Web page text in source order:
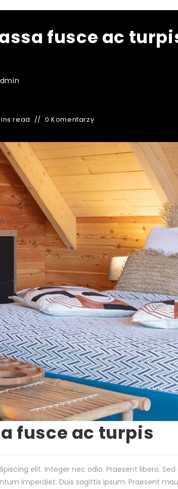
fusce ac
read 0 Komentarzy
fusce ac turpis
elit. Integer nec odio. Praesent libero.
imperdiet. Duis sagittis ipsum. Praesent